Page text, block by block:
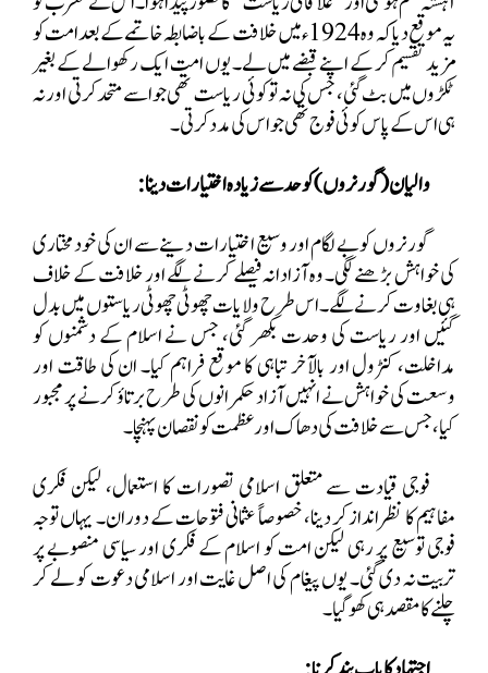
یہ موقع دیا کہ وہ 1924ء میں خلافت کے باضابطہ خاتمے کے بعد امت کو
مزید تقسیم کر کے اپنے قبضے میں لے۔ یوں امت ایک رکھوالے کے بغیر
ٹکڑوں میں بٹ گئی، جس کی نہ تو کوئیریاست تھی جو اسے متحد کرتی اور نہ
ہی اس کے پاس کو ئی فوج تھی جو اس کی مدد کرتی۔
والیان (گورنروں) کو حد سے زیادہ اختیارات دینا:
گورنروں کو بے لگام اور وسیع اختیارات دینے سے ان کی خودمختاری
کی خواہش بڑھنے لگی۔ وہ آزادانہ فیصلے کرنے لگے اور خلافت کے خلاف
ہی بغاوت کرنے لگے۔ اس طرح ولایات چھوٹی چھوٹی ریاستوں میں بدل
گئیں اور ریاست کی وحدت بکھر گئی، جس نے اسلام کے دشمنوں کو
مداخلت، کنٹرول اور بالآخر تباہی کا موقع فراہم کیا۔ ان کی طاقت اور
وسعت کی خواہش نے انہیں آزاد حکمرانوں کی طرح برتاؤ کرنے پر مجبور
کیا، جس سے خلافت کی دھاک اور عظمت کو نقصان پہنچا۔
فوجی قیادت سے متعلق اسلامی تصورات کا استعمال، لیکن فکری
مفاہیم کا نظرانداز کر دینا، خصوصاً عثمانی فتوحات کے دوران۔ یہاں توجہ
فوجی توسیع پر رہی لیکن امت کو اسلام کے فکری اور سیاسی منصوبے پر
تربیت نہ دی گئی۔ یوں پیغام کی اصل غایت اور اسلامی دعوت کو لے کر
چلنے کا مقصد ہی کھو گیا۔